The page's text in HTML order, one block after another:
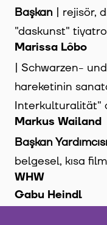
Başkan | rejisör,
"daskunst"
Marissa Lôbo
| Schwarzen-
hareketinin
Interkulturalität"
Markus Wailand
Başkan Yardımcısı
belgesel, kısa
WHW
Gabu Heindl